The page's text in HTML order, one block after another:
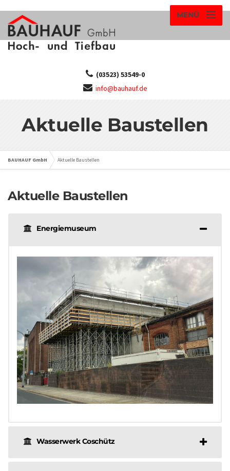
MENÜ
(03523) 53549-0
info@bauhauf.de
Aktuelle Baustellen
BAUHAUF GmbH Aktuelle Baustellen
Aktuelle Baustellen
Energiemuseum
Wasserwerk Coschütz